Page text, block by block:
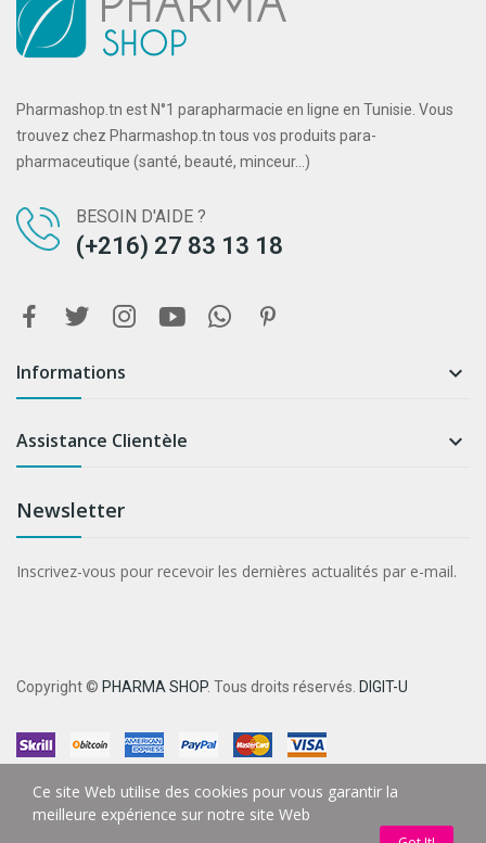
Pharmashop.tn est N°1 parapharmacie en ligne en Tunisie. Vous
trouvez chez Pharmashop.tn tous vos produits para-
pharmaceutique (santé, beauté, minceur...)
BESOIN D'AIDE ?
(+216) 27 83 13 18
Informations 
Assistance Clientèle 
Newsletter
Inscrivez-vous pour recevoir les dernières actualités par e-mail.
Copyright © PHARMA SHOP. Tous droits réservés. DIGIT-U
Ce site Web utilise des cookies pour vous garantir la
meilleure expérience sur notre site Web